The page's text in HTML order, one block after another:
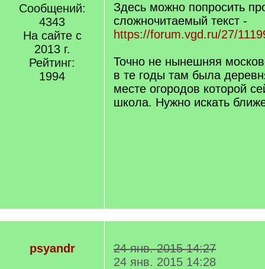
Сообщений:
4343
На сайте с
2013 г.
Рейтинг:
1994
Здесь можно попросить
сложночитаемый текст -
https://forum.vgd.ru/27/
Точно не нынешняя
в те годы там была
месте огородов которой
школа. Нужно искать
psyandr
24 янв. 2015 14:27
24 янв. 2015 14:28